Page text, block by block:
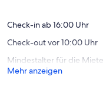
Check-in ab 16:00 Uhr
Check-out vor 10:00 Uhr
Mindestalter für die
Mehr anzeigen